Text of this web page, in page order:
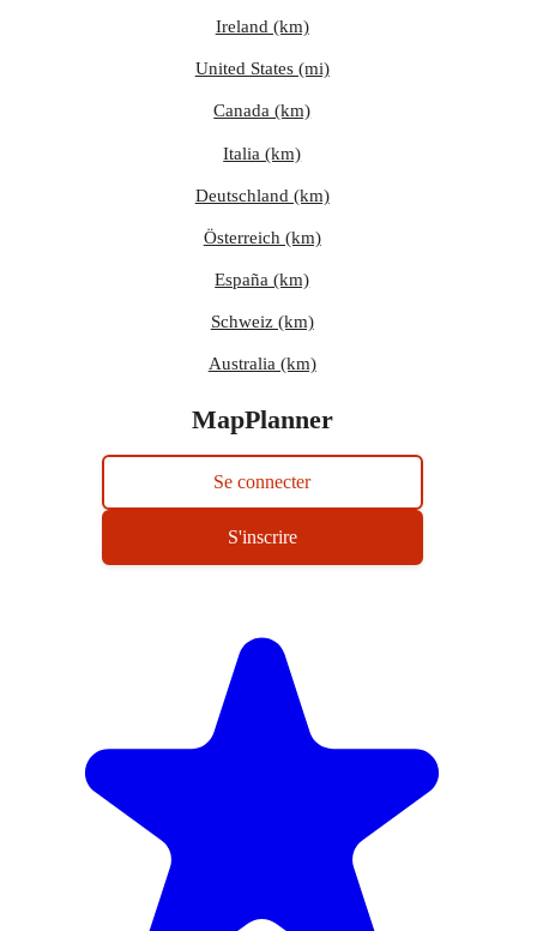
Ireland (km)
United States (mi)
Canada (km)
Italia (km)
Deutschland (km)
Österreich (km)
España (km)
Schweiz (km)
Australia (km)
MapPlanner
Se connecter
S'inscrire